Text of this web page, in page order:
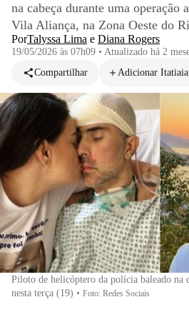
na cabeça durante uma operação
Vila Aliança, na Zona Oeste do
PorTalyssa Lima e Diana Rogers
19/05/2026 às 07h09 • Atualizado há 2
Compartilhar
Adicionar
Piloto de helicóptero da polícia baleado na
nesta terça (19) • Foto: Redes Sociais